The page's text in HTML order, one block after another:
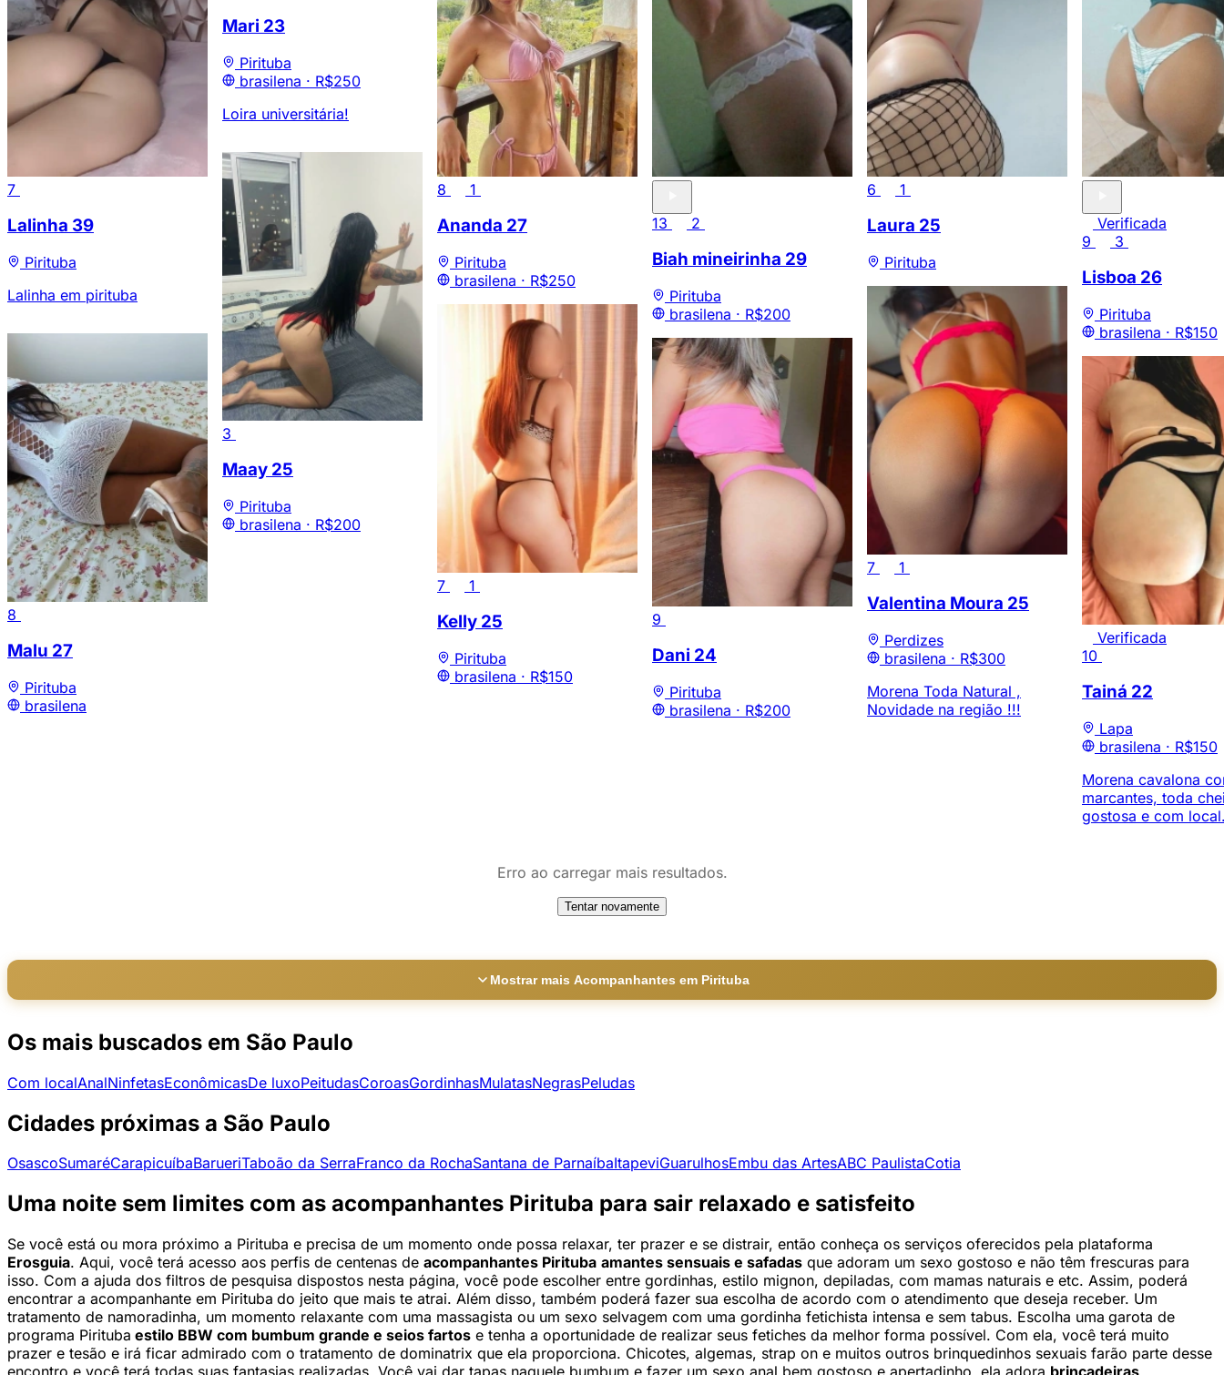
7
Lalinha 39
Pirituba
Lalinha em pirituba
Mari 23
Pirituba
brasilena · R$250
Loira universitária!
8 1
Ananda 27
Pirituba
brasilena · R$250
13 2
Biah mineirinha 29
Pirituba
brasilena · R$200
6 1
Laura 25
Pirituba
Verificada
9
3
Lisboa 26
Pirituba
brasilena · R$150
8
Malu 27
Pirituba
brasilena
3
Maay 25
Pirituba
brasilena · R$200
7 1
Kelly 25
Pirituba
brasilena · R$150
9
Dani 24
Pirituba
brasilena · R$200
7 1
Valentina Moura 25
Perdizes
brasilena · R$300
Morena Toda Natural ,
Novidade na região !!!
Verificada
10
Tainá 22
Lapa
brasilena · R$150
Morena cavalona
marcantes, toda
gostosa e com
Erro ao carregar mais resultados.
Tentar novamente
Mostrar mais Acompanhantes em Pirituba
Os mais buscados em São Paulo
Com localAnalNinfetasEconômicasDe luxoPeitudasCoroasGordinhasMulatasNegrasPeludas
Cidades próximas a São Paulo
OsascoSumaréCarapicuíbaBarueriTaboão da SerraFranco da RochaSantana de ParnaíbaItapeviGuarulhosEmbu das ArtesABC PaulistaCotia
Uma noite sem limites com as acompanhantes Pirituba para sair relaxado e satisfeito
Se você está ou mora próximo a Pirituba e precisa de um momento onde possa relaxar, ter prazer e se distrair, então conheça os serviços oferecidos pela plataforma
Erosguia. Aqui, você terá acesso aos perfis de centenas de acompanhantes Pirituba amantes sensuais e safadas que adoram um sexo gostoso e não têm frescuras para
isso. Com a ajuda dos filtros de pesquisa dispostos nesta página, você pode escolher entre gordinhas, estilo mignon, depiladas, com mamas naturais e etc. Assim, poderá
encontrar a acompanhante em Pirituba do jeito que mais te atrai. Além disso, também poderá fazer sua escolha de acordo com o atendimento que deseja receber. Um
tratamento de namoradinha, um momento relaxante com uma massagista ou um sexo selvagem com uma gordinha fetichista intensa e sem tabus. Escolha uma garota de
programa Pirituba estilo BBW com bumbum grande e seios fartos e tenha a oportunidade de realizar seus fetiches da melhor forma possível. Com ela, você terá muito
prazer e tesão e irá ficar admirado com o tratamento de dominatrix que ela proporciona. Chicotes, algemas, strap on e muitos outros brinquedinhos sexuais farão parte desse